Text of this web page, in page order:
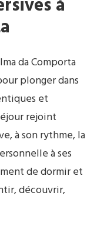
à
da Comporta
plonger dans
et
rejoint
à son rythme, la
à ses
de dormir et
découvrir,